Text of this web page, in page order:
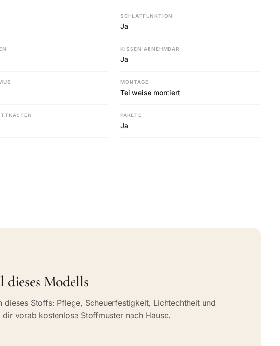
SCHLAFFUNKTION
Ja
KISSEN ABNEHMBAR
Ja
MONTAGE
Teilweise montiert
PAKETE
Ja
Modells
dieses Stoffs: Pflege, Scheuerfestigkeit, Lichtechtheit und
vorab kostenlose Stoffmuster nach Hause.